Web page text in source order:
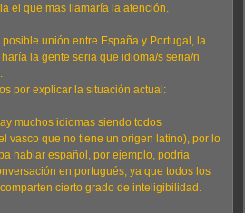
el que mas llamaría la atención.
unión entre España y Portugal, la
la gente seria que idioma/s seria/n
por explicar la situación actual:
muchos idiomas siendo todos
vasco que no tiene un origen latino), por lo
hablar español, por ejemplo, podría
en portugués; ya que todos los
cierto grado de inteligibilidad.